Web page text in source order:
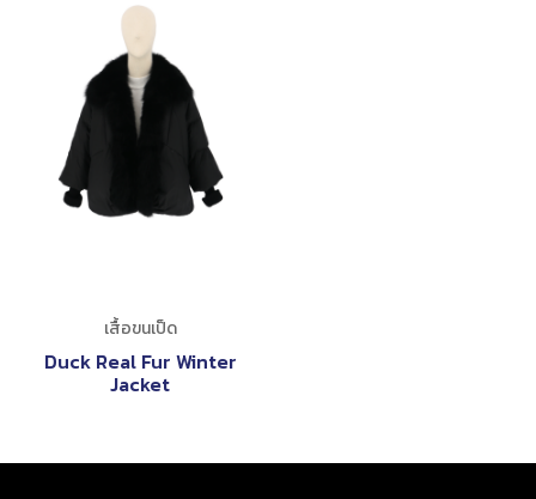
เสื้อขนเป็ด
Duck Real Fur Winter
Jacket